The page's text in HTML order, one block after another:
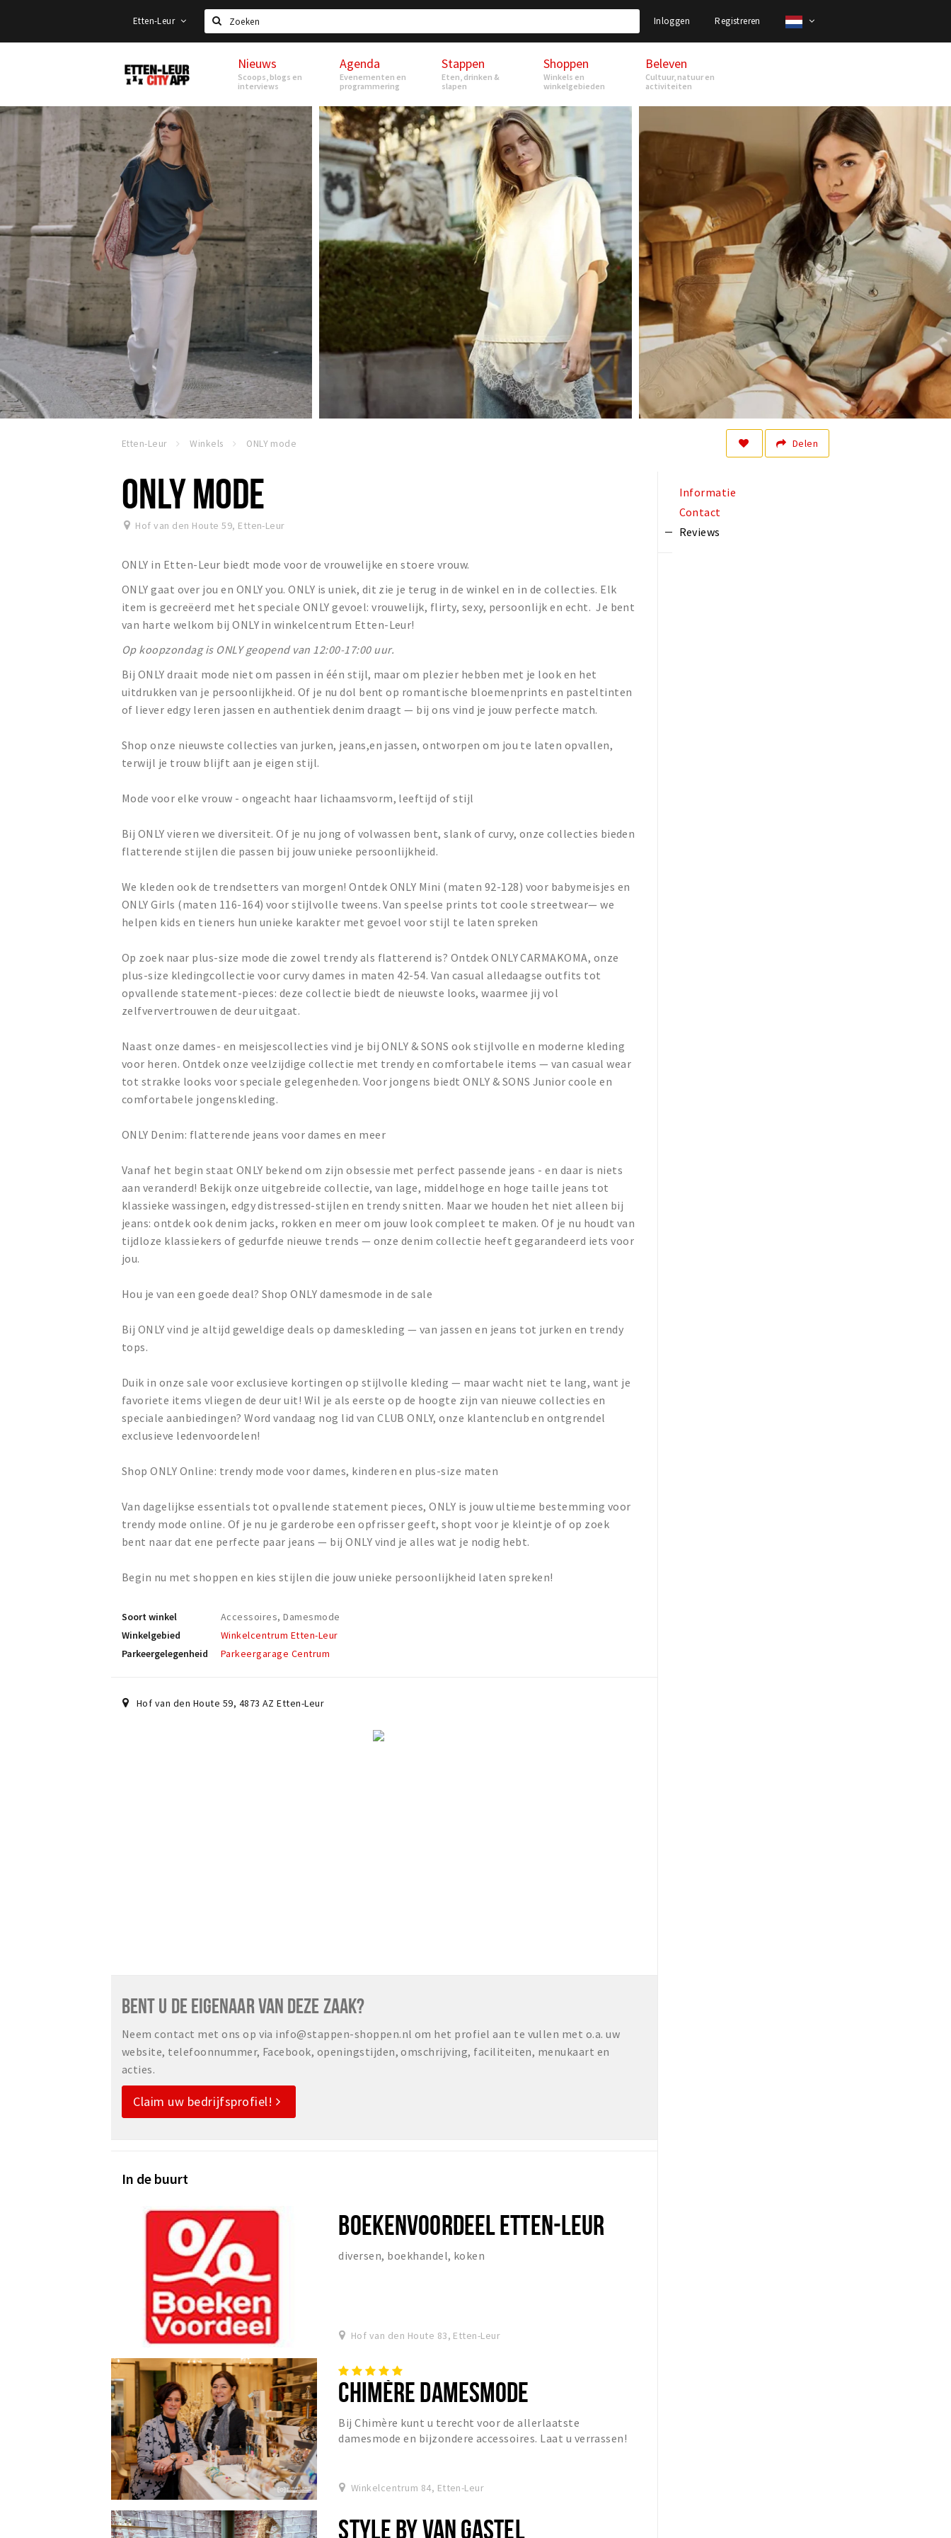
Etten-Leur
Zoeken
Inloggen Registreren
Etten-
Leur
Nieuws
Scoops, blogs en
interviews
Agenda
Evenementen en
programmering
Stappen
Eten, drinken &
slapen
Shoppen
Winkels en
winkelgebieden
Beleven
Cultuur, natuur en
activiteiten
Etten-Leur Winkels ONLY mode Delen
ONLY MODE
Hof van den Houte 59, Etten-Leur
ONLY in Etten-Leur biedt mode voor de vrouwelijke en stoere vrouw.
ONLY gaat over jou en ONLY you. ONLY is uniek, dit zie je terug in de winkel en in de collecties. Elk
item is gecreëerd met het speciale ONLY gevoel: vrouwelijk, flirty, sexy, persoonlijk en echt. Je bent
van harte welkom bij ONLY in winkelcentrum Etten-Leur!
Op koopzondag is ONLY geopend van 12:00-17:00 uur.
Bij ONLY draait mode niet om passen in één stijl, maar om plezier hebben met je look en het
uitdrukken van je persoonlijkheid. Of je nu dol bent op romantische bloemenprints en pasteltinten
of liever edgy leren jassen en authentiek denim draagt — bij ons vind je jouw perfecte match.
Shop onze nieuwste collecties van jurken, jeans,en jassen, ontworpen om jou te laten opvallen,
terwijl je trouw blijft aan je eigen stijl.
Mode voor elke vrouw - ongeacht haar lichaamsvorm, leeftijd of stijl
Bij ONLY vieren we diversiteit. Of je nu jong of volwassen bent, slank of curvy, onze collecties bieden
flatterende stijlen die passen bij jouw unieke persoonlijkheid.
We kleden ook de trendsetters van morgen! Ontdek ONLY Mini (maten 92-128) voor babymeisjes en
ONLY Girls (maten 116-164) voor stijlvolle tweens. Van speelse prints tot coole streetwear— we
helpen kids en tieners hun unieke karakter met gevoel voor stijl te laten spreken
Op zoek naar plus-size mode die zowel trendy als flatterend is? Ontdek ONLY CARMAKOMA, onze
plus-size kledingcollectie voor curvy dames in maten 42-54. Van casual alledaagse outfits tot
opvallende statement-pieces: deze collectie biedt de nieuwste looks, waarmee jij vol
zelfververtrouwen de deur uitgaat.
Naast onze dames- en meisjescollecties vind je bij ONLY & SONS ook stijlvolle en moderne kleding
voor heren. Ontdek onze veelzijdige collectie met trendy en comfortabele items — van casual wear
tot strakke looks voor speciale gelegenheden. Voor jongens biedt ONLY & SONS Junior coole en
comfortabele jongenskleding.
ONLY Denim: flatterende jeans voor dames en meer
Vanaf het begin staat ONLY bekend om zijn obsessie met perfect passende jeans - en daar is niets
aan veranderd! Bekijk onze uitgebreide collectie, van lage, middelhoge en hoge taille jeans tot
klassieke wassingen, edgy distressed-stijlen en trendy snitten. Maar we houden het niet alleen bij
jeans: ontdek ook denim jacks, rokken en meer om jouw look compleet te maken. Of je nu houdt van
tijdloze klassiekers of gedurfde nieuwe trends — onze denim collectie heeft gegarandeerd iets voor
jou.
Hou je van een goede deal? Shop ONLY damesmode in de sale
Bij ONLY vind je altijd geweldige deals op dameskleding — van jassen en jeans tot jurken en trendy
tops.
Duik in onze sale voor exclusieve kortingen op stijlvolle kleding — maar wacht niet te lang, want je
favoriete items vliegen de deur uit! Wil je als eerste op de hoogte zijn van nieuwe collecties en
speciale aanbiedingen? Word vandaag nog lid van CLUB ONLY, onze klantenclub en ontgrendel
exclusieve ledenvoordelen!
Shop ONLY Online: trendy mode voor dames, kinderen en plus-size maten
Van dagelijkse essentials tot opvallende statement pieces, ONLY is jouw ultieme bestemming voor
trendy mode online. Of je nu je garderobe een opfrisser geeft, shopt voor je kleintje of op zoek
bent naar dat ene perfecte paar jeans — bij ONLY vind je alles wat je nodig hebt.
Begin nu met shoppen en kies stijlen die jouw unieke persoonlijkheid laten spreken!
Soort winkel
Accessoires, Damesmode
Winkelgebied
Winkelcentrum Etten-Leur
Parkeergelegenheid
Parkeergarage Centrum
Hof van den Houte 59, 4873 AZ Etten-Leur
BENT U DE EIGENAAR VAN DEZE ZAAK?
Neem contact met ons op via info@stappen-shoppen.nl om het profiel aan te vullen met o.a. uw
website, telefoonnummer, Facebook, openingstijden, omschrijving, faciliteiten, menukaart en
acties.
Claim uw bedrijfsprofiel!
In de buurt
BOEKENVOORDEEL ETTEN-LEUR
diversen, boekhandel, koken
Hof van den Houte 83, Etten-Leur
CHIMÈRE DAMESMODE
Bij Chimère kunt u terecht voor de allerlaatste
damesmode en bijzondere accessoires. Laat u verrassen!
Winkelcentrum 84, Etten-Leur
STYLE BY VAN GASTEL
Informatie
Contact
Reviews